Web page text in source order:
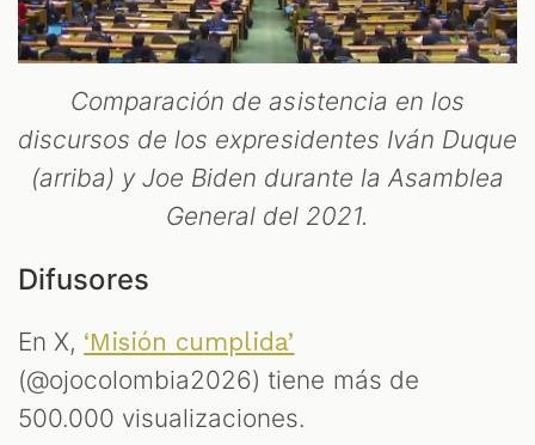
Comparación de asistencia en los
discursos de los expresidentes Iván Duque
(arriba) y Joe Biden durante la Asamblea
General del 2021.
Difusores
En X, ‘Misión cumplida’
(@ojocolombia2026) tiene más de
500.000 visualizaciones.